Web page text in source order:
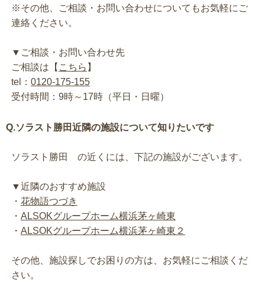
※その他、ご相談・お問い合わせについてもお気軽にご
連絡ください。
▼ご相談・お問い合わせ先
ご相談は【 こちら 】
tel： 0120-175-155
受付時間：9時～17時（平日・日曜）
Q.ソラスト勝田近隣の施設について知りたいです
ソラスト勝田 の近くには、下記の施設がございます。
▼近隣のおすすめ施設
・ 花物語つづき
・ ALSOKグループホーム横浜茅ヶ崎東
・ ALSOKグループホーム横浜茅ヶ崎東２
その他、施設探しでお困りの方は、お気軽にご相談くだ
さい。